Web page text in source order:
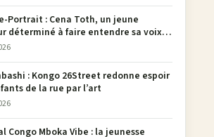
Portrait : Cena Toth, un jeune
déterminé à faire entendre sa voix à
: Kongo 26Street redonne espoir
de la rue par l’art
Congo Mboka Vibe : la jeunesse